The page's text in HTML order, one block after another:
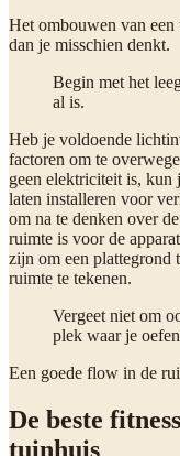
Het ombouwen van
dan je misschien denkt.
Begin met het
al is.
Heb je voldoende
factoren om te
geen elektriciteit is, kun
laten installeren voor
om na te denken over
ruimte is voor de
zijn om een plattegrond
ruimte te tekenen.
Vergeet niet om
plek waar je
Een goede flow in de
De beste
tuinhuis